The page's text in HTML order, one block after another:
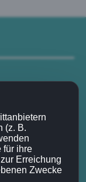
(z. B.
für ihre
Erreichung
Zwecke